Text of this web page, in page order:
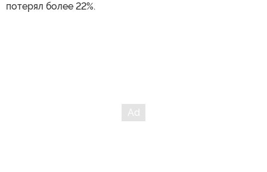
потерял более 22%.